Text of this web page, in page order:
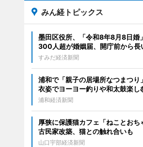
みん経トピックス
墨田区役所、「令和8年8月8日
300人超が婚姻届、開庁前から長
すみだ経済新聞
浦和で「親子の居場所なつまつ
衣姿でヨーヨー釣りや和太鼓楽し
浦和経済新聞
厚狭に保護猫カフェ「ねことお
古民家改築、猫との触れ合いも
山口宇部経済新聞